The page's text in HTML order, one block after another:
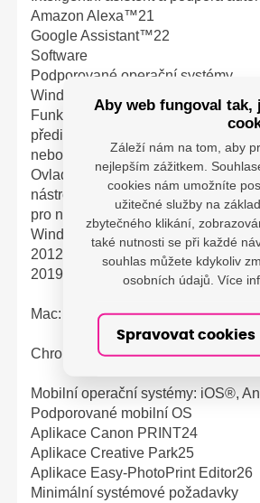
Amazon Alexa™21
Google Assistant™22
Software
Podporované operační systémy
Windows 10, Windows 8.1,
Funkčnost lze zaručit pouze na
předinstalovaným operačním
nebo novějším.
Ovladač tiskárny, nástroj IJ Printer
nástroj IJ Network Device Setup
pro následující operační systémy:
Windows Server 2008 R2 SP1,
2012 R2, Windows Server 2016,
2019
Mac: OS X 10.12.6 až macOS 10.15
Chrome OS
Mobilní operační systémy: iOS®,
Podporované mobilní OS
Aplikace Canon PRINT24
Aplikace Creative Park25
Aplikace Easy-PhotoPrint Editor26
Minimální systémové požadavky
Aby web fungoval tak,
Záleží nám na tom, aby
nejlepším zážitkem.
cookies nám umožníte
užitečné služby na
zbytečného klikání,
také nutnosti se při každé
souhlas můžete kdykoliv
osobních údajů. Více
Spravovat cookies